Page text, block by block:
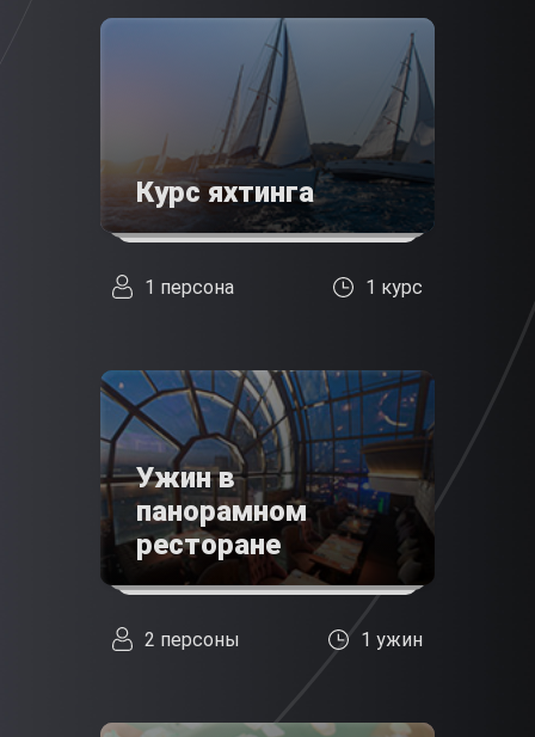
Курс яхтинга
1 персона 1 курс
Ужин в
панорамном
ресторане
2 персоны 1 ужин